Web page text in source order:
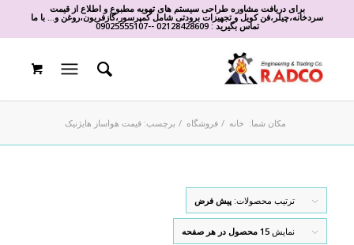
برای دریافت مشاوره طراحی سیستم های تهویه مطبوع و اطلاع از قیمت
سردخانه،چیلر،فن کویل و تجهیزات برودتی شامل کمپرسور،گازفریون،روغن و... با ما
تماس بگیرید :02128428609
-
-
09025555107
مکان شما: خانه / فروشگاه / برچسب: قیمت هواساز هایژنیک
ترتیب محصولات: پیش فرض
نمایش 15 محصول در هر صفحه